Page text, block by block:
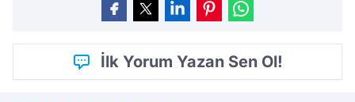
İlk Yorum Yazan Sen Ol!